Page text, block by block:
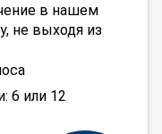
в нашем
не выходя из
6 или 12